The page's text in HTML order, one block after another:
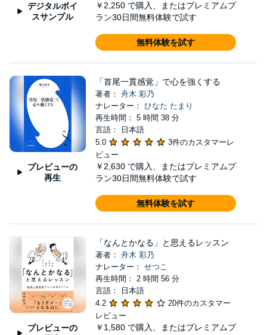
デジタルボイ
スサンプル
￥2,250 で購入、またはプレミアムプ
ラン30日間無料体験で試す
無料体験を試す
プレビューの
再生
「首尾一貫感覚」で心を強くする
著者： 舟木 彩乃
ナレーター： ひなた たまり
再生時間： 5 時間 38 分
言語： 日本語
5.0
3件のカスタマーレ
ビュー
￥2,630 で購入、またはプレミアムプ
ラン30日間無料体験で試す
無料体験を試す
プレビューの
「なんとかなる」と思えるレッスン
著者： 舟木 彩乃
ナレーター： せつこ
再生時間： 2 時間 56 分
言語： 日本語
4.2
20件のカスタマー
レビュー
￥1,580 で購入、またはプレミアムプ